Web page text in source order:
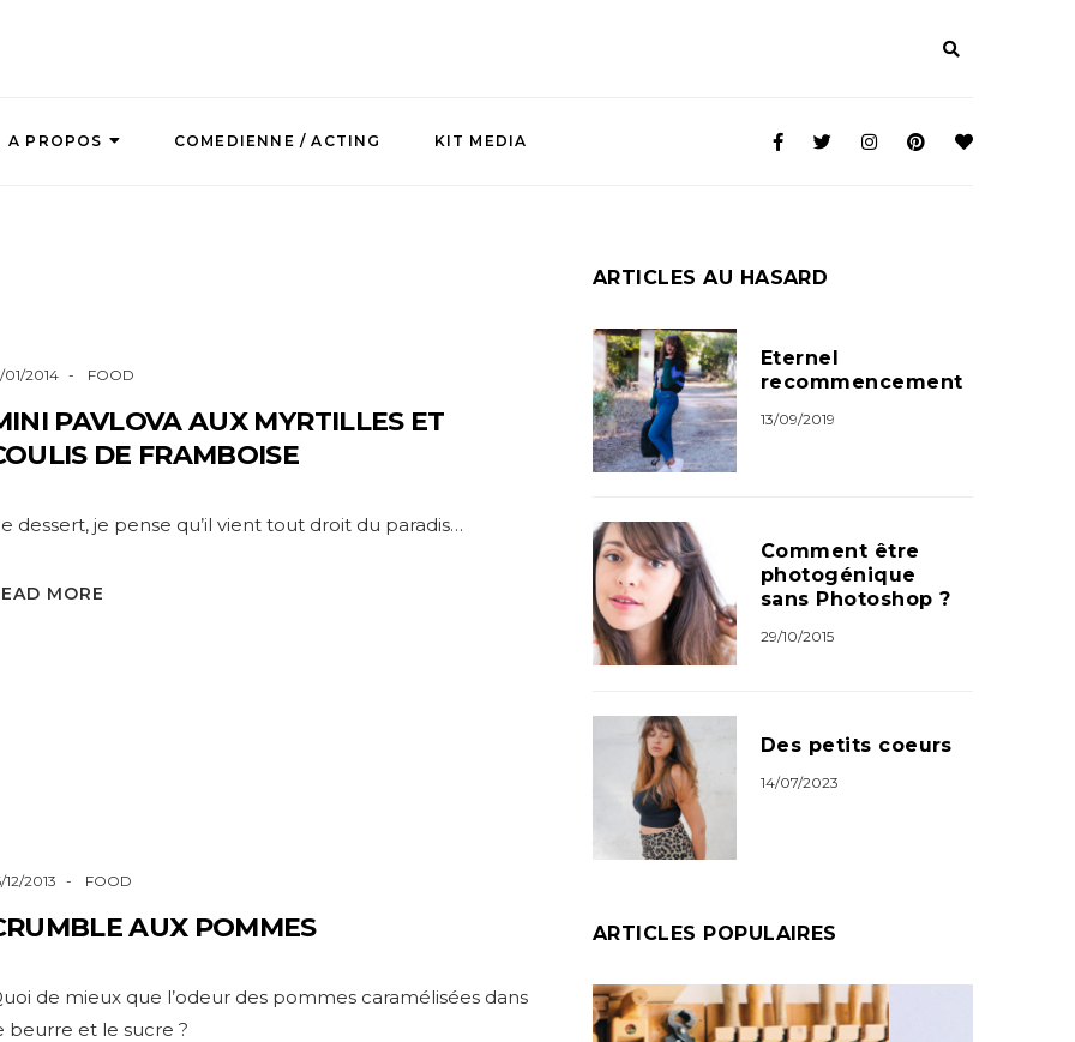
A PROPOS COMEDIENNE / ACTING KIT MEDIA
01/2014 FOOD
PAVLOVA AUX MYRTILLES ET
DE FRAMBOISE
dessert, je pense qu’il vient tout droit du paradis…
MORE
12/2013 FOOD
AUX POMMES
de mieux que l’odeur des pommes caramélisées dans
beurre et le sucre ?
ARTICLES AU HASARD
Eternel
recommencement
13/09/2019
Comment être
photogénique
sans Photoshop ?
29/10/2015
Des petits coeurs
14/07/2023
ARTICLES POPULAIRES